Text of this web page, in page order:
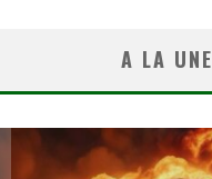
A LA UNE